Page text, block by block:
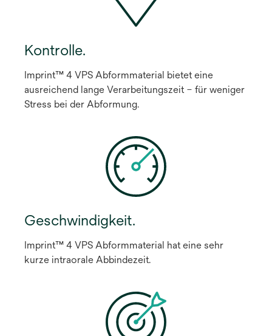
Kontrolle.
Imprint™ 4 VPS Abformmaterial bietet eine
ausreichend lange Verarbeitungszeit – für weniger
Stress bei der Abformung.
Geschwindigkeit.
Imprint™ 4 VPS Abformmaterial hat eine sehr
kurze intraorale Abbindezeit.